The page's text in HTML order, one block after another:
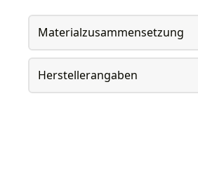
Materialzusammensetzung
Herstellerangaben